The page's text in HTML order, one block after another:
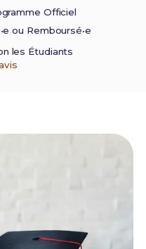
Officiel
ou Remboursé•e
les Étudiants